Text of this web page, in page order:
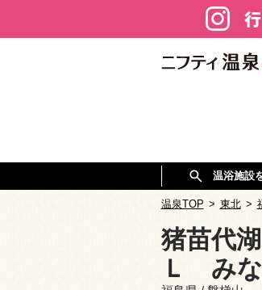
温浴施設
温泉TOP > 東北 >
猪苗代
Ｌ み